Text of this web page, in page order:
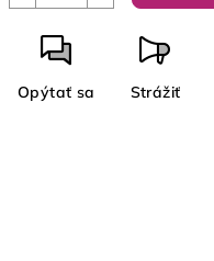
Opýtať sa Strážiť